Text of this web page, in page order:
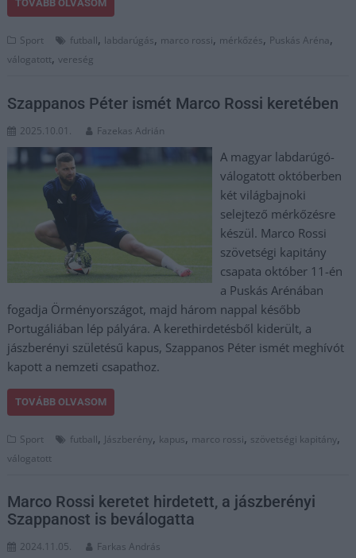
TOVÁBB OLVASOM
Sport futball, labdarúgás, marco rossi, mérkőzés, Puskás Aréna,
válogatott,vereség
Szappanos Péter ismét Marco Rossi keretében
2025.10.01. Fazekas Adrián
A magyar labdarúgó-
válogatott októberben
két világbajnoki
selejtező mérkőzésre
készül. Marco Rossi
szövetségi kapitány
csapata október 11-én
a Puskás Arénában
fogadja Örményországot, majd három nappal később
Portugáliában lép pályára. A kerethirdetésből kiderült, a
jászberényi születésű kapus, Szappanos Péter ismét meghívót
kapott a nemzeti csapathoz.
TOVÁBB OLVASOM
Sport futball, Jászberény, kapus, marco rossi, szövetségi kapitány,
válogatott
Marco Rossi keretet hirdetett, a jászberényi
Szappanost is beválogatta
2024.11.05. Farkas András